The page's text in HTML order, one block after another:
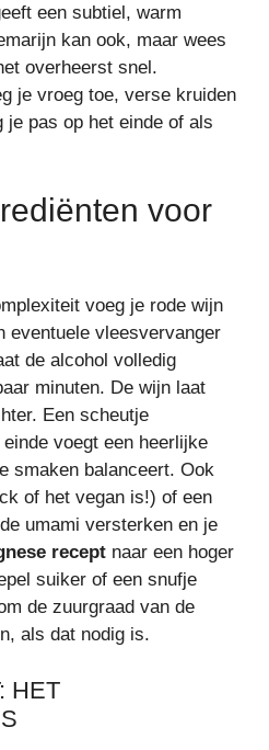
een subtiel, warm
kan ook, maar wees
overheerst snel.
je vroeg toe, verse kruiden
pas op het einde of als
voor
voeg je rode wijn
eventuele vleesvervanger
de alcohol volledig
minuten. De wijn laat
Een scheutje
voegt een heerlijke
smaken balanceert. Ook
of het vegan is!) of een
umami versterken en je
recept naar een hoger
suiker of een snufje
de zuurgraad van de
als dat nodig is.
HET